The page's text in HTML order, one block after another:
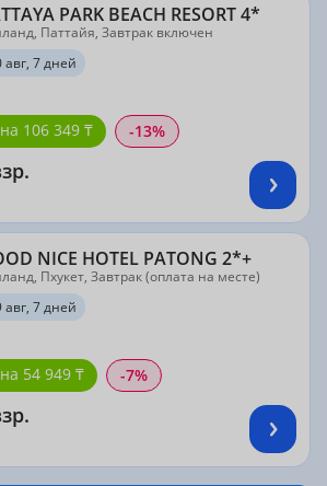
PARK BEACH RESORT 4*
Паттайя, Завтрак включен
авг, 7 дней
106 349 ₸ -13%
NICE HOTEL PATONG 2*+
Пхукет, Завтрак (оплата на месте)
авг, 7 дней
54 949 ₸ -7%